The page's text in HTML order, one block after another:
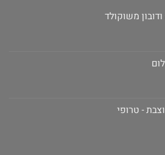
משוקולד
- טרופי